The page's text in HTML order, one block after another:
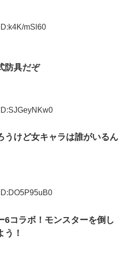
ID:k4K/mSl60
防具だぞ
ID:SJGeyNKw0
うけど女キャラは誰がいるん
ID:DO5P95uB0
6コラボ！モンスターを倒し
う！